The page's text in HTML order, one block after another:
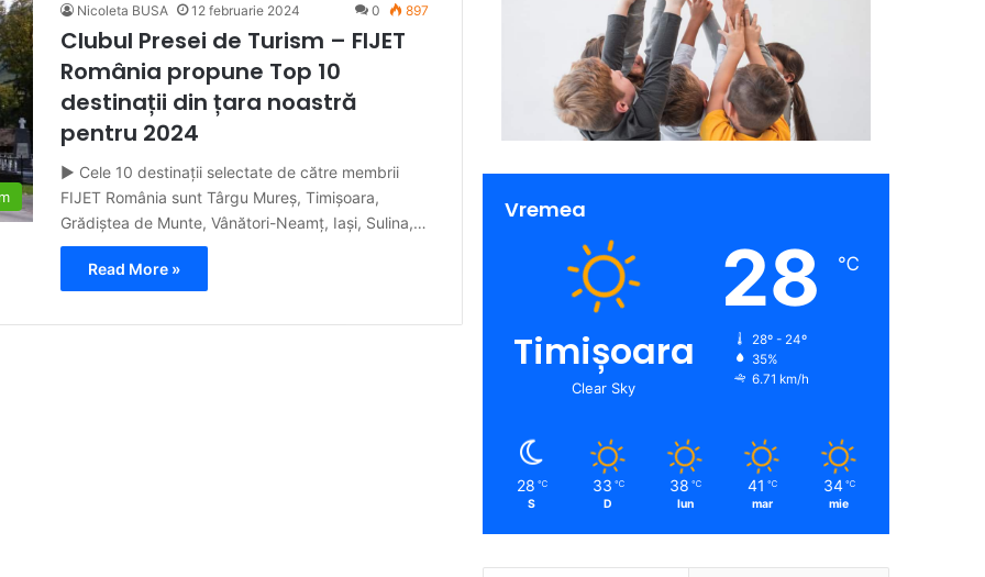
Nicoleta BUSA 12 februarie 2024 0 897
Clubul Presei de Turism – FIJET
România propune Top 10
destinații din țara noastră
pentru 2024
► Cele 10 destinații selectate de către membrii
FIJET România sunt Târgu Mureș, Timișoara,
Grădiștea de Munte, Vânători-Neamț, Iași, Sulina,…
Read More »
Vremea
Timișoara
Clear Sky
28 ℃
28º - 24º
35%
6.71 km/h
28 ℃
S
33 ℃
D
38 ℃
lun
41 ℃
mar
34 ℃
mie